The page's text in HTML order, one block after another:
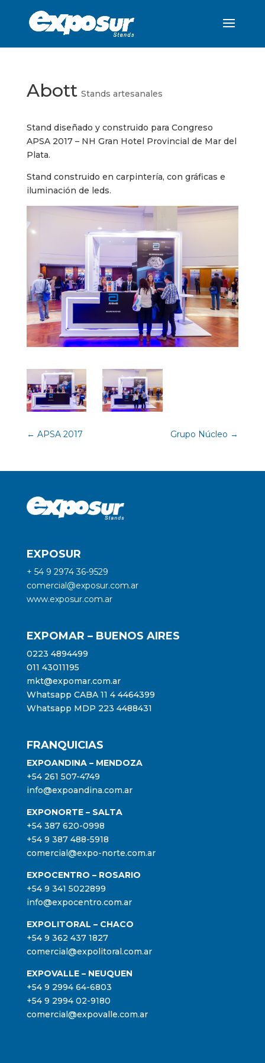
Abott Stands artesanales
Stand diseñado y construido para Congreso
APSA 2017 – NH Gran Hotel Provincial de Mar del
Plata.
Stand construido en carpintería, con gráficas e
iluminación de leds.
← APSA 2017 Grupo Núcleo →
EXPOSUR
+ 54 9 2974 36-9529
comercial@exposur.com.ar
www.exposur.com.ar
EXPOMAR – BUENOS AIRES
0223 4894499
011 43011195
mkt@expomar.com.ar
Whatsapp CABA 11 4 4464399
Whatsapp MDP 223 4488431
FRANQUICIAS
EXPOANDINA – MENDOZA
+54 261 507-4749
info@expoandina.com.ar
EXPONORTE – SALTA
+54 387 620-0998
+54 9 387 488-5918
comercial@expo-norte.com.ar
EXPOCENTRO – ROSARIO
+54 9 341 5022899
info@expocentro.com.ar
EXPOLITORAL – CHACO
+54 9 362 437 1827
comercial@expolitoral.com.ar
EXPOVALLE – NEUQUEN
+54 9 2994 64-6803
+54 9 2994 02-9180
comercial@expovalle.com.ar